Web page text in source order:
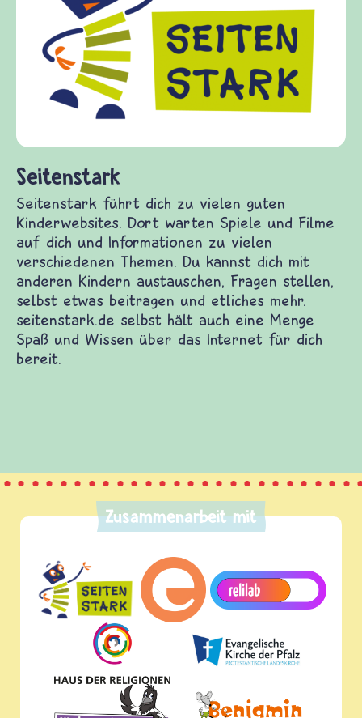
Dort warten Spiele und Filme auf
Themen. Du kannst dich mit anderen
etwas beitragen und etliches mehr.
frieden-fragen.de ist ein Internet-Angebot
Kinder, Eltern und ErzieherInnen das zu
Fragen von Krieg und Frieden, Streit und
Gewalt informiert und einen Austausch zu
diesem Themenbereich ermöglicht. frieden-
fragen.de bietet Antworten auf wichtige
und Frieden, Streit und Gewalt.
Zusammenarbeit mit